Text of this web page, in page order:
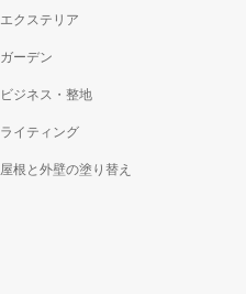
エクステリア
ガーデン
ビジネス・整地
ライティング
屋根と外壁の塗り替え